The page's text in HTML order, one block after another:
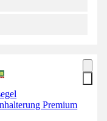
Premium